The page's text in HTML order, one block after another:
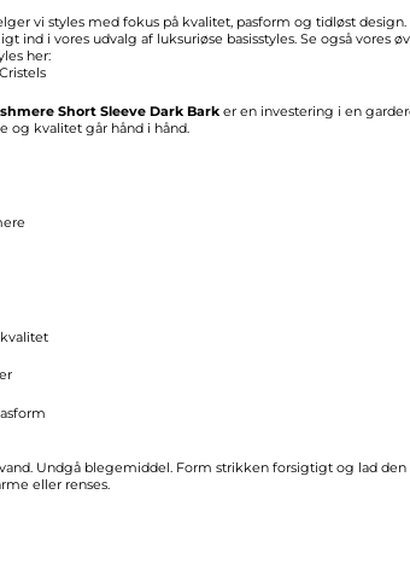
vi styles med fokus på kvalitet, pasform og tidløst design.
ind i vores udvalg af luksuriøse basisstyles. Se også vores
her:
Short Sleeve Dark Bark er en investering i en
og kvalitet går hånd i hånd.
Undgå blegemiddel. Form strikken forsigtigt og lad den
eller renses.